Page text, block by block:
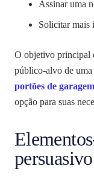
Assinar uma
Solicitar mais
O objetivo principal
público-alvo de uma
portões de garagem
opção para suas
persuasivo